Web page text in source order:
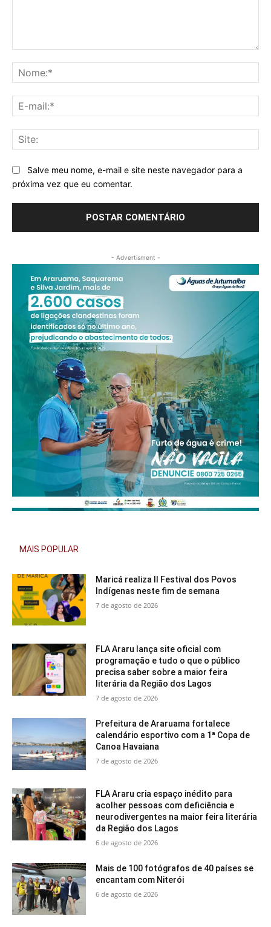
Salve meu nome, e-mail e site neste navegador para a
próxima vez que eu comentar.
- Advertisment -
MAIS POPULAR
Maricá realiza II Festival dos Povos
Indígenas neste fim de semana
7 de agosto de 2026
FLA Araru lança site oficial com
programação e tudo o que o público
precisa saber sobre a maior feira
literária da Região dos Lagos
7 de agosto de 2026
Prefeitura de Araruama fortalece
calendário esportivo com a 1ª Copa de
Canoa Havaiana
7 de agosto de 2026
FLA Araru cria espaço inédito para
acolher pessoas com deficiência e
neurodivergentes na maior feira literária
da Região dos Lagos
6 de agosto de 2026
Mais de 100 fotógrafos de 40 países se
encantam com Niterói
6 de agosto de 2026